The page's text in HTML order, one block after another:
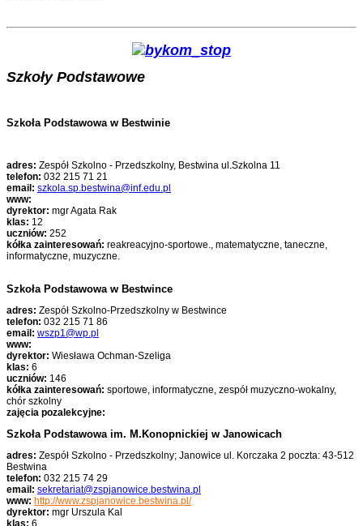
Szkoły Podstawowe
Szkoła Podstawowa w Bestwinie
adres: Zespół Szkolno - Przedszkolny, Bestwina ul.Szkolna 11
telefon: 032 215 71 21
email: szkola.sp.bestwina@inf.edu.pl
www:
dyrektor: mgr Agata Rak
klas: 12
uczniów: 252
kółka zainteresowań: reakreacyjno-sportowe., matematyczne, taneczne,
informatyczne, muzyczne.
Szkoła Podstawowa w Bestwince
adres: Zespół Szkolno-Przedszkolny w Bestwince
telefon: 032 215 71 86
email: wszp1@wp.pl
www:
dyrektor: Wiesława Ochman-Szeliga
klas: 6
uczniów: 146
kółka zainteresowań: sportowe, informatyczne, zespół muzyczno-wokalny,
chór szkolny
zajęcia pozalekcyjne:
Szkoła Podstawowa im. M.Konopnickiej w Janowicach
adres: Zespół Szkolno - Przedszkolny; Janowice ul. Korczaka 2 poczta: 43-512
Bestwina
telefon: 032 215 74 29
email: sekretariat@zspjanowice.bestwina.pl
www: http://www.zspjanowice.bestwina.pl/
dyrektor: mgr Urszula Kal